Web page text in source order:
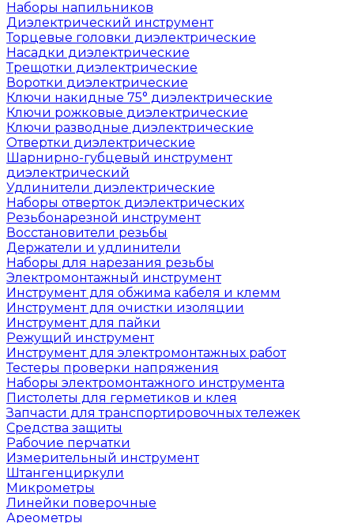
Наборы напильников
Диэлектрический инструмент
Торцевые головки диэлектрические
Насадки диэлектрические
Трещотки диэлектрические
Воротки диэлектрические
Ключи накидные 75° диэлектрические
Ключи рожковые диэлектрические
Ключи разводные диэлектрические
Отвертки диэлектрические
Шарнирно-губцевый инструмент
диэлектрический
Удлинители диэлектрические
Наборы отверток диэлектрических
Резьбонарезной инструмент
Восстановители резьбы
Держатели и удлинители
Наборы для нарезания резьбы
Электромонтажный инструмент
Инструмент для обжима кабеля и клемм
Инструмент для очистки изоляции
Инструмент для пайки
Режущий инструмент
Инструмент для электромонтажных работ
Тестеры проверки напряжения
Наборы электромонтажного инструмента
Пистолеты для герметиков и клея
Запчасти для транспортировочных тележек
Средства защиты
Рабочие перчатки
Измерительный инструмент
Штангенциркули
Микрометры
Линейки поверочные
Ареометры